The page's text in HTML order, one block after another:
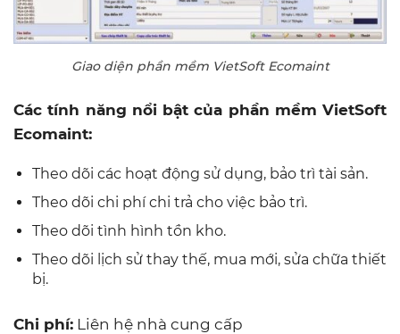
Giao diện phần mềm VietSoft Ecomaint
Các tính năng nổi bật của phần mềm VietSoft
Ecomaint:
Theo dõi các hoạt động sử dụng, bảo trì tài sản.
Theo dõi chi phí chi trả cho việc bảo trì.
Theo dõi tình hình tồn kho.
Theo dõi lịch sử thay thế, mua mới, sửa chữa thiết
bị.
Chi phí: Liên hệ nhà cung cấp